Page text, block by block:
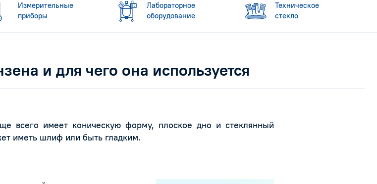
Измерительные
приборы
Лабораторное
оборудование
Техническое
стекло
и для чего она используется
всего имеет коническую форму, плоское дно и стеклянный
иметь шлиф или быть гладким.